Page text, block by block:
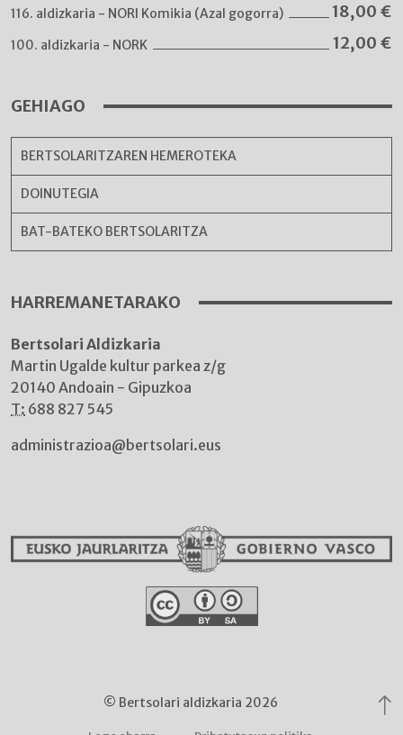
116. aldizkaria - NORI Komikia (Azal gogorra) 18,00 €
100. aldizkaria - NORK 12,00 €
GEHIAGO
BERTSOLARITZAREN HEMEROTEKA
DOINUTEGIA
BAT-BATEKO BERTSOLARITZA
HARREMANETARAKO
Bertsolari Aldizkaria
Martin Ugalde kultur parkea z/g
20140 Andoain - Gipuzkoa
T: 688 827 545
administrazioa@bertsolari.eus
© Bertsolari aldizkaria 2026